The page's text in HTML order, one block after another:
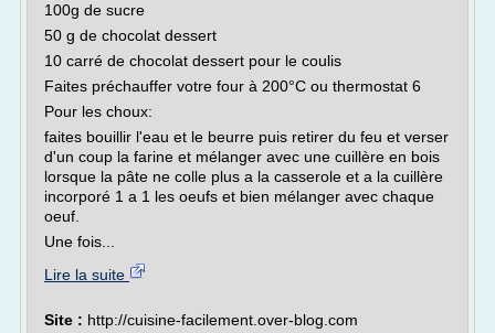
100g de sucre
50 g de chocolat dessert
10 carré de chocolat dessert pour le coulis
Faites préchauffer votre four à 200°C ou thermostat 6
Pour les choux:
faites bouillir l'eau et le beurre puis retirer du feu et verser
d'un coup la farine et mélanger avec une cuillère en bois
lorsque la pâte ne colle plus a la casserole et a la cuillère
incorporé 1 a 1 les oeufs et bien mélanger avec chaque
oeuf.
Une fois...
Lire la suite
Site : http://cuisine-facilement.over-blog.com